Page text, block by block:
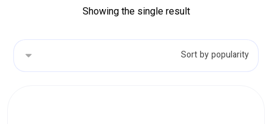
Showing the single result